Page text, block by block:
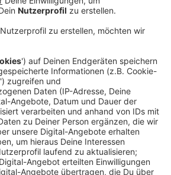
Arnsberg nach Essen - und
Die 174 Kilometer lange Strecke
halb 2 in Arnsberg, von da geht
unter anderem durch Unna und
geht es dann zu ins in den
Gegen 16 Uhr werden die ersten
Sender erwartet. Danach
weiter nach Wülfrath,